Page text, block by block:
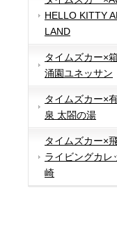
HELLO KITTY
LAND
タイムズカー×
涌園ユネッサン
タイムズカー×
泉 太閤の湯
タイムズカー×
ライビングカレ
崎